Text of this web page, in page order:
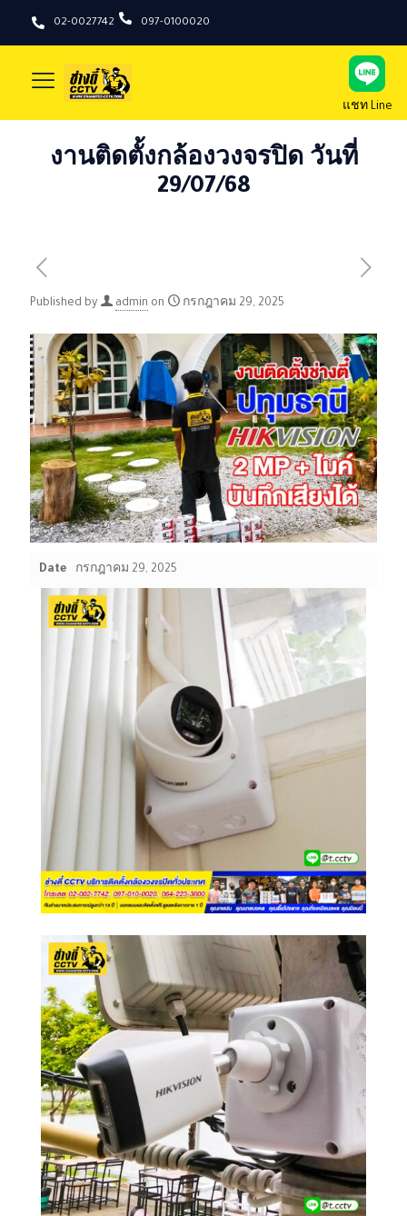
02-0027742 097-0100020
แชท Line
งานติดตั้งกล้องวงจรปิด วันที่
29/07/68
Published by admin on กรกฎาคม 29, 2025
Date กรกฎาคม 29, 2025